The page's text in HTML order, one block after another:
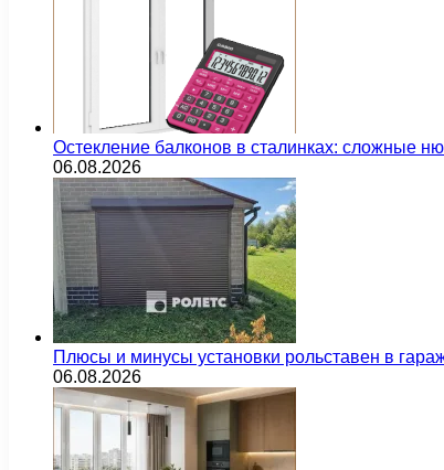
Остекление балконов в сталинках: сложные
06.08.2026
Плюсы и минусы установки рольставен в
06.08.2026